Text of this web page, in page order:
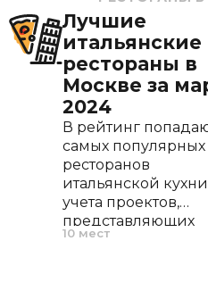
Лучшие
итальянские
рестораны в
Москве за
2024
В рейтинг
самых популярных
ресторанов
итальянской
учета проектов,
представляющих
итальянскую кухню
10 мест